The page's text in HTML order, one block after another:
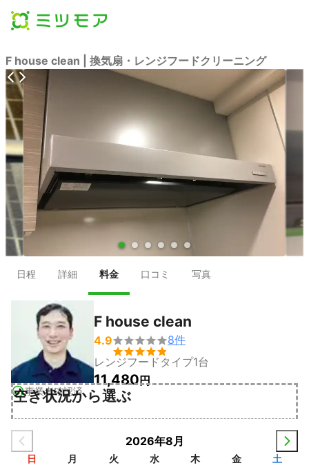
F house clean | 換気扇・レンジフードクリーニング
● ● ● ● ● ●
日程 詳細 料金 口コミ 写真
事業者確認済
F house clean
4.9

8件
レンジフードタイプ1台
11,480円
空き状況から選ぶ
2026年8月
日 月 火 水 木 金 土